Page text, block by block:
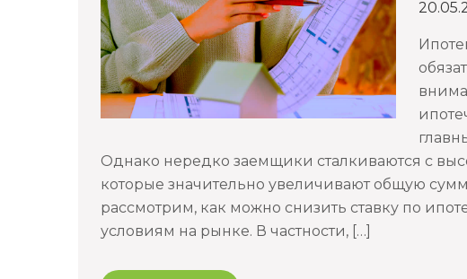
Однако нередко заемщики сталкиваются с
которые значительно увеличивают общую
рассмотрим, как можно снизить ставку по
условиям на рынке. В частности, […]